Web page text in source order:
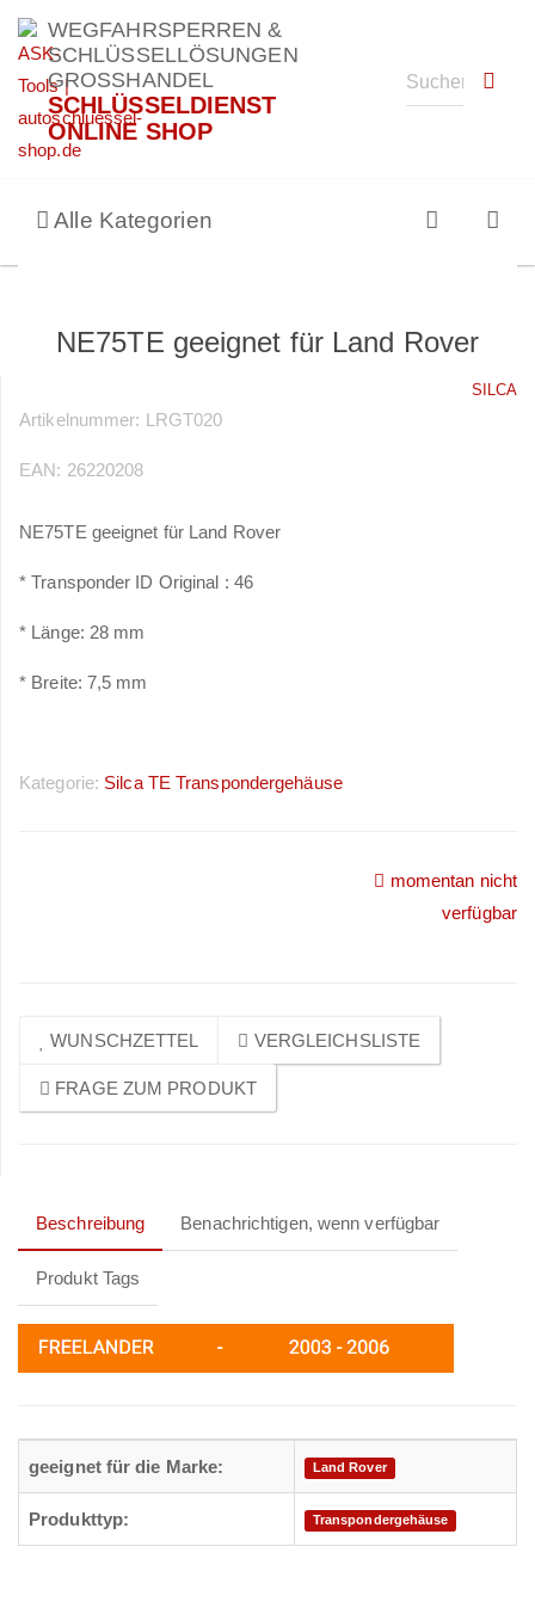
WEGFAHRSPERREN &
SCHLÜSSELLÖSUNGEN
GROSSHANDEL
SCHLÜSSELDIENST
ONLINE SHOP
Alle Kategorien
NE75TE geeignet für Land Rover
SILCA
Artikelnummer: LRGT020
EAN: 26220208
NE75TE geeignet für Land Rover
* Transponder ID Original : 46
* Länge: 28 mm
* Breite: 7,5 mm
Kategorie: Silca TE Transpondergehäuse
momentan nicht
verfügbar
WUNSCHZETTEL VERGLEICHSLISTE
FRAGE ZUM PRODUKT
Beschreibung Benachrichtigen, wenn verfügbar
Produkt Tags
geeignet für die Marke: Land Rover
Produkttyp: Transpondergehäuse